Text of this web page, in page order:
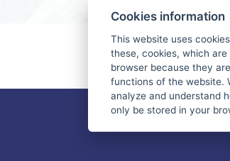
YOU DON'T HAVE
Cookies information
This website uses
these, cookies, which
browser because they
functions of the website.
analyze and understand
only be stored in your